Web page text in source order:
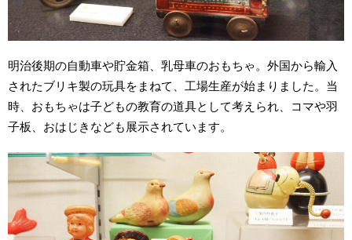
明治後期の自動車や貯金箱、乳母車のおもちゃ。外国から輸入
されたブリキ製の玩具をまねて、工場生産が始まりました。当
時、おもちゃは子どもの教育の道具として考えられ、コマや羽
子板、おはじきなども展示されています。